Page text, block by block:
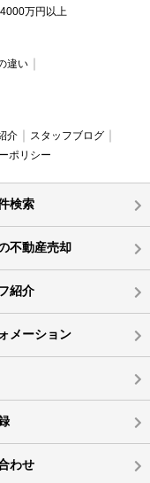
4000万円以上
違い
介
スタッフブログ
ポリシー
検索
不動産売却
紹介
メーション
わせ